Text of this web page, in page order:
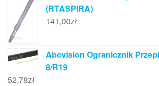
(RTASPIRA)
141,00zł
Abcvision Ogranicznik
8/R19
52,78zł